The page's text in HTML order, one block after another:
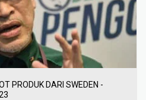
PRODUK DARI SWEDEN -